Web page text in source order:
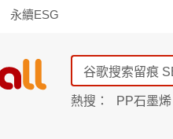
永續ESG
熱搜： PP石墨烯